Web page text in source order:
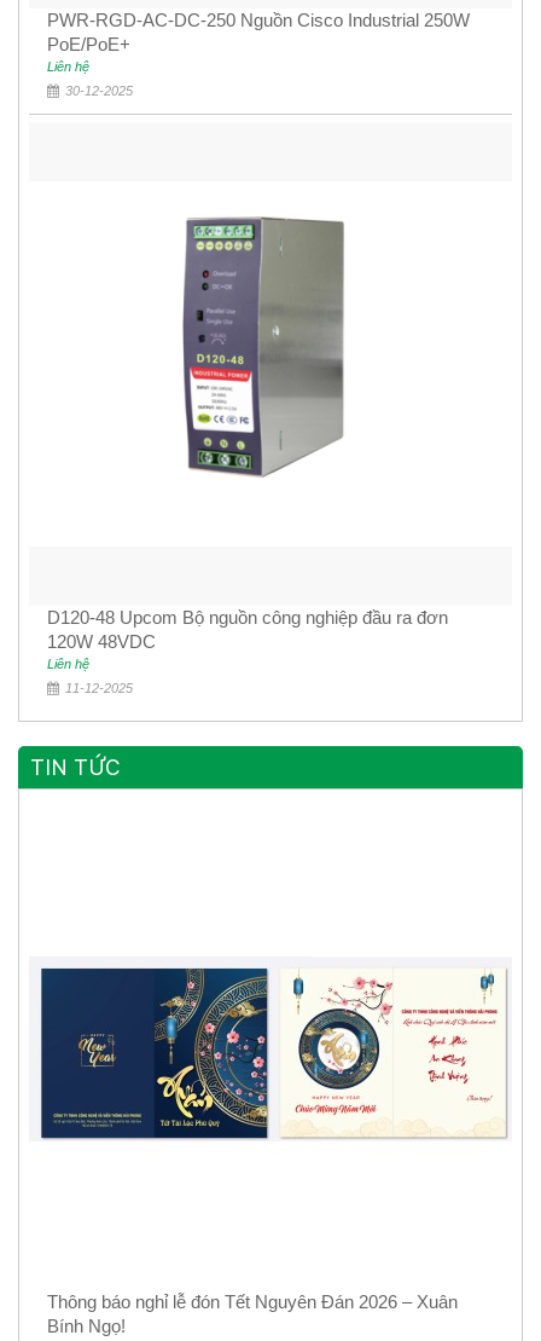
PWR-RGD-AC-DC-250 Nguồn Cisco Industrial 250W
PoE/PoE+
Liên hệ
30-12-2025
D120-48 Upcom Bộ nguồn công nghiệp đầu ra đơn
120W 48VDC
Liên hệ
11-12-2025
TIN TỨC
Thông báo nghỉ lễ đón Tết Nguyên Đán 2026 – Xuân
Bính Ngọ!